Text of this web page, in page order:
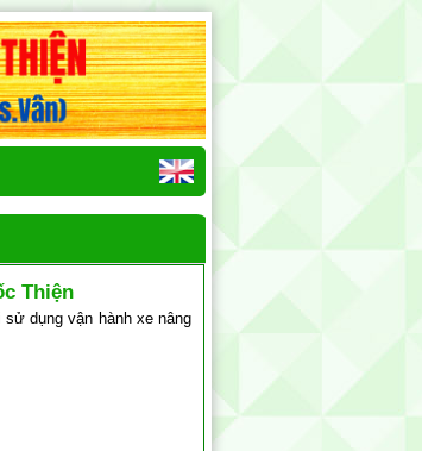
Thiện
dụng vận hành xe nâng